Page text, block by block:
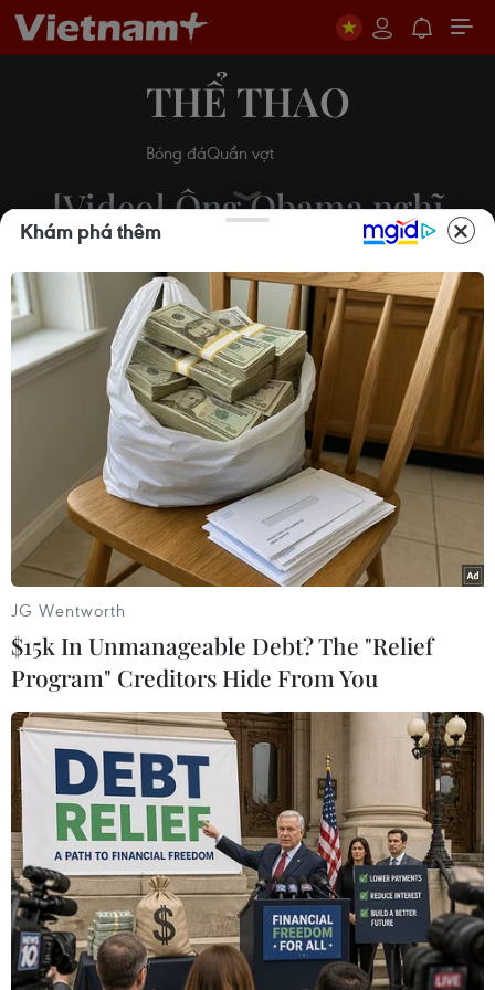
THỂ THAO
Bóng đáQuần vợt
[Video] Ông Obama nghĩ
rằng Mỹ có cơ hội vô địch
World Cup
27/06/2014 03:02
Theo dõi VietnamPlus
Tổng thống Mỹ Barack Obama đã tỏ ra lạc quan
về cơ hội của đội nhà ở World Cup 2014 khi cho
rằng đoàn quân của huấn luyện viên Juergen
Klinsmann có cơ hội giành chức vô địch thế giới.
Khám phá thêm
JG Wentworth
$15k In Unmanageable Debt? The "Relief
Program" Creditors Hide From You